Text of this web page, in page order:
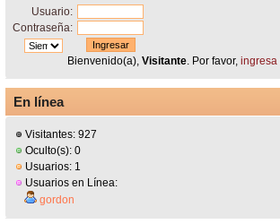
Usuario:
Contraseña:
Bienvenido(a), Visitante. Por favor, ingresa
En línea
Visitantes: 927
Oculto(s): 0
Usuarios: 1
Usuarios en Línea:
gordon